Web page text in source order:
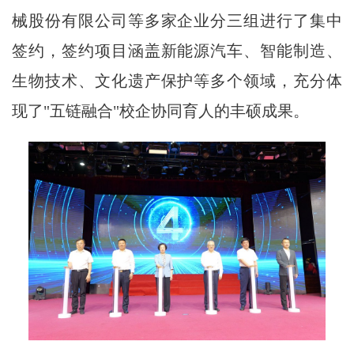
械股份有限公司等多家企业分三组进行了集中
签约，签约项目涵盖新能源汽车、智能制造、
生物技术、文化遗产保护等多个领域，充分体
现了"五链融合"校企协同育人的丰硕成果。